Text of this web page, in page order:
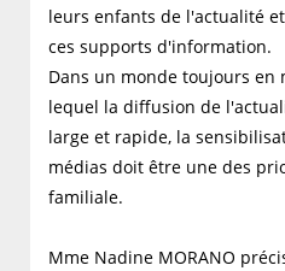
leurs enfants de l'actualité
ces supports d'information.
Dans un monde toujours en
lequel la diffusion de
large et rapide, la
médias doit être une des
familiale.
Mme Nadine MORANO